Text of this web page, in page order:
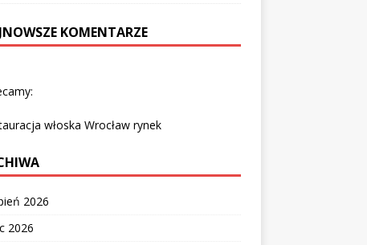
KOMENTARZE
włoska Wrocław rynek
2026
2026